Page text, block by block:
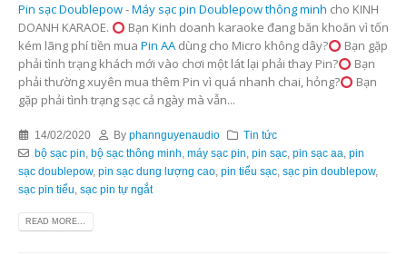
Pin sạc Doublepow-Máy sạc pin Doublepowthông minh cho KINH
DOANH KARAOE.
Bạn Kinh doanh karaoke đang băn khoăn vì tốn
kém lãng phí tiền mua Pin AA dùng cho Micro không dây?
Bạn gặp
phải tình trạng khách mới vào chơi một lát lại phải thay Pin?
Bạn
phải thường xuyên mua thêm Pin vì quá nhanh chai, hỏng?
Bạn
gặp phải tình trạng sạc cả ngày mà vẫn...
14/02/2020 Byphannguyenaudio
Tin tức
bộ sạc pin bộ sạc thông minh máy sạc pin pin sạc, pin sạc aa pin
sạc doublepow, pin sạc dung lượng cao pin tiểu sạc sạc pin doublepow,
sạc pin tiểu sạc pin tự ngắt
READ MORE...